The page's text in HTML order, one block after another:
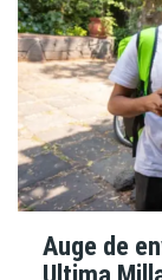
Auge de